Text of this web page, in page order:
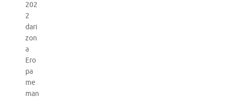
202
2
dari
zon
a
Ero
pa
me
man